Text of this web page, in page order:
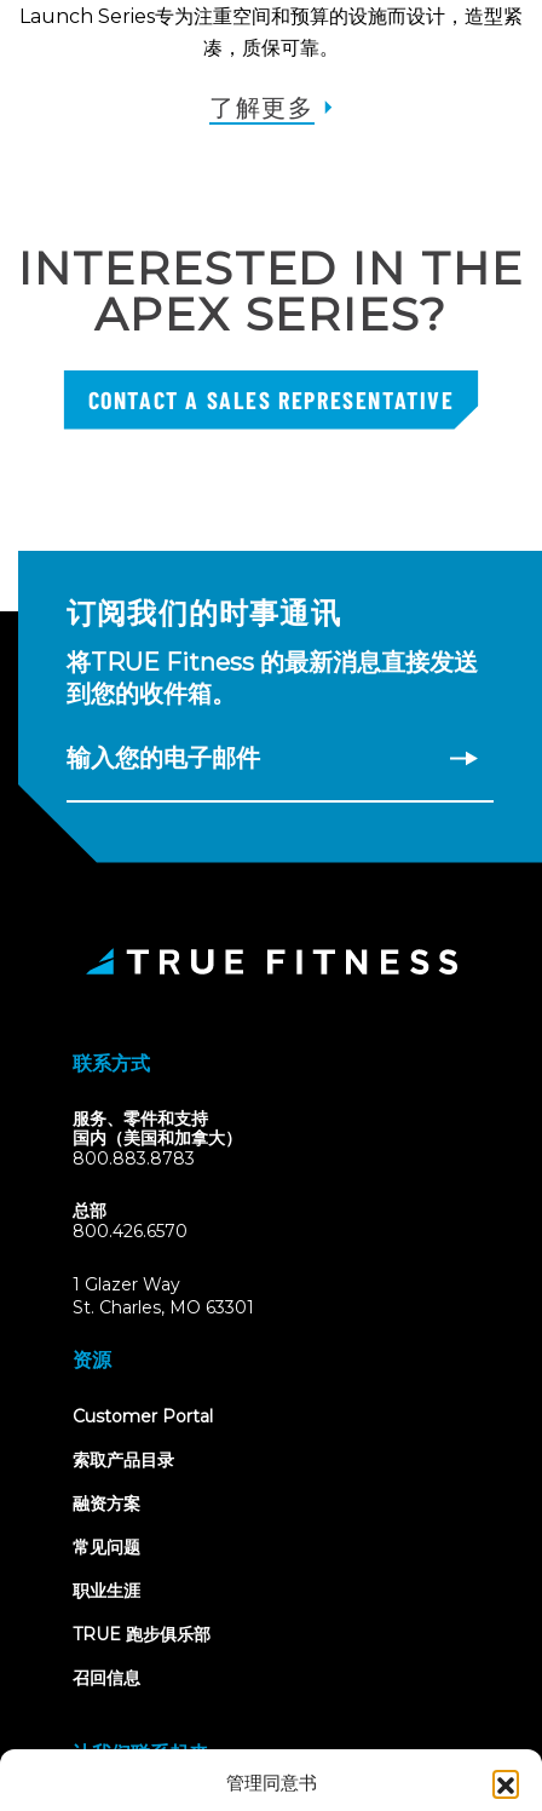
管理同意书
Launch Series专为注重空间和预算的设施而设计，造型紧
凑，质保可靠。
了解更多
INTERESTED IN THE
APEX SERIES?
CONTACT A SALES REPRESENTATIVE
订阅我们的时事通讯
将TRUE Fitness 的最新消息直接发送
到您的收件箱。
输入您的电子邮件
联系方式
服务、零件和支持
国内（美国和加拿大）
800.883.8783
总部
800.426.6570
1 Glazer Way
St. Charles, MO 63301
资源
Customer Portal(opens
索取产品目录
融资方案
常见问题
职业生涯
TRUE 跑步俱乐部
召回信息
让我们联系起来